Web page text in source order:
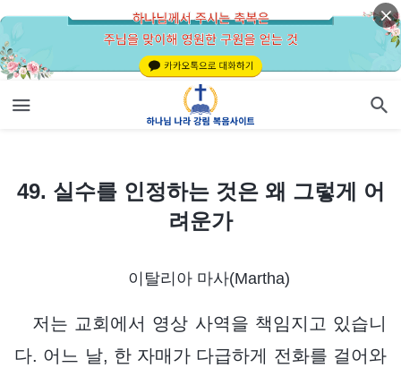
49. 실수를 인정하는 것은 왜 그렇게 어려운가
49. 실수를 인정하는 것은 왜 그렇게 어
려운가
이탈리아 마사(Martha)
저는 교회에서 영상 사역을 책임지고 있습니
다. 어느 날, 한 자매가 다급하게 전화를 걸어와